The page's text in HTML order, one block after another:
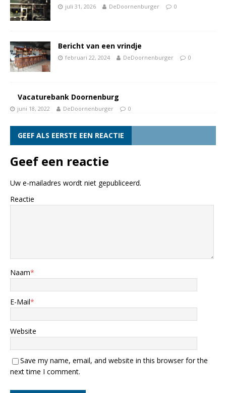
juli 31, 2026 DeDoornenburger 0
Bericht van een vrindje
februari 22, 2024 DeDoornenburger 0
Vacaturebank Doornenburg
juni 18, 2022 DeDoornenburger 0
GEEF ALS EERSTE EEN REACTIE
Geef een reactie
Uw e-mailadres wordt niet gepubliceerd.
Reactie
Naam*
E-Mail*
Website
Save my name, email, and website in this browser for the
next time I comment.